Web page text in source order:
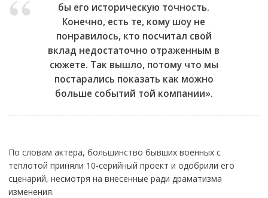
бы его историческую точность.
Конечно, есть те, кому шоу не
понравилось, кто посчитал свой
вклад недостаточно отраженным в
сюжете. Так вышло, потому что мы
постарались показать как можно
больше событий той компании».
По словам актера, большинство бывших военных с
теплотой приняли 10-серийный проект и одобрили его
сценарий, несмотря на внесенные ради драматизма
изменения.